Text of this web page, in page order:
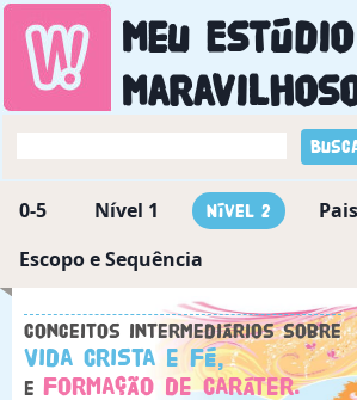
Meu Estúdio
Descobrindo a
0-5 Nível 1 Nível 2
Escopo e Sequência
Conceitos intermediários sobre
Vida Crista e Fé,
e Formação de Caráter.